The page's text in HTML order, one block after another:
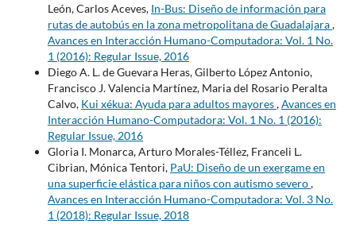
León, Carlos Aceves, In-Bus: Diseño de información para
rutas de autobús en la zona metropolitana de Guadalajara,
Avances en Interacción Humano-Computadora: Vol. 1 No.
1 (2016): Regular Issue, 2016
Diego A. L. de Guevara Heras, Gilberto López Antonio,
Francisco J. Valencia Martínez, Maria del Rosario Peralta
Calvo, Kui xékua: Ayuda para adultos mayores,Avances en
Interacción Humano-Computadora: Vol. 1 No. 1 (2016):
Regular Issue, 2016
Gloria I. Monarca, Arturo Morales-Téllez, Franceli L.
Cibrian, Mónica Tentori, PaU: Diseño de un exergame en
una superficie elástica para niños con autismo severo,
Avances en Interacción Humano-Computadora: Vol. 3 No.
1 (2018): Regular Issue, 2018